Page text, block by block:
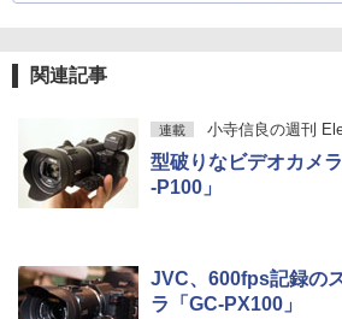
関連記事
連載 小寺信良の週刊
型破りなビデオカメ
-P100」
JVC、600fps記録の
ラ「GC-PX100」